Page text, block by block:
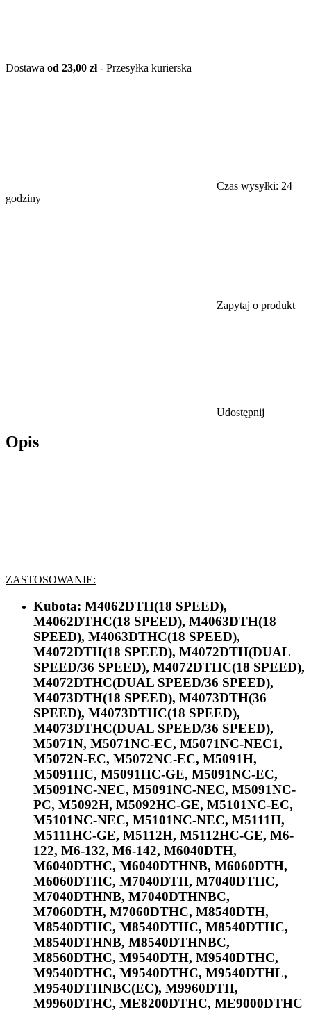
Dostawa od 23,00 zł- Przesyłka kurierska
Czas wysyłki: 24
godziny
Zapytaj o produkt
Udostępnij
Opis
ZASTOSOWANIE:
Kubota: M4062DTH(18 SPEED),
M4062DTHC(18 SPEED), M4063DTH(18
SPEED), M4063DTHC(18 SPEED),
M4072DTH(18 SPEED), M4072DTH(DUAL
SPEED/36 SPEED), M4072DTHC(18 SPEED),
M4072DTHC(DUAL SPEED/36 SPEED),
M4073DTH(18 SPEED), M4073DTH(36
SPEED), M4073DTHC(18 SPEED),
M4073DTHC(DUAL SPEED/36 SPEED),
M5071N, M5071NC-EC, M5071NC-NEC1,
M5072N-EC, M5072NC-EC, M5091H,
M5091HC, M5091HC-GE, M5091NC-EC,
M5091NC-NEC, M5091NC-NEC, M5091NC-
PC, M5092H, M5092HC-GE, M5101NC-EC,
M5101NC-NEC, M5101NC-NEC, M5111H,
M5111HC-GE, M5112H, M5112HC-GE, M6-
122, M6-132, M6-142, M6040DTH,
M6040DTHC, M6040DTHNB, M6060DTH,
M6060DTHC, M7040DTH, M7040DTHC,
M7040DTHNB, M7040DTHNBC,
M7060DTH, M7060DTHC, M8540DTH,
M8540DTHC, M8540DTHC, M8540DTHC,
M8540DTHNB, M8540DTHNBC,
M8560DTHC, M9540DTH, M9540DTHC,
M9540DTHC, M9540DTHC, M9540DTHL,
M9540DTHNBC(EC), M9960DTH,
M9960DTHC, ME8200DTHC, ME9000DTHC